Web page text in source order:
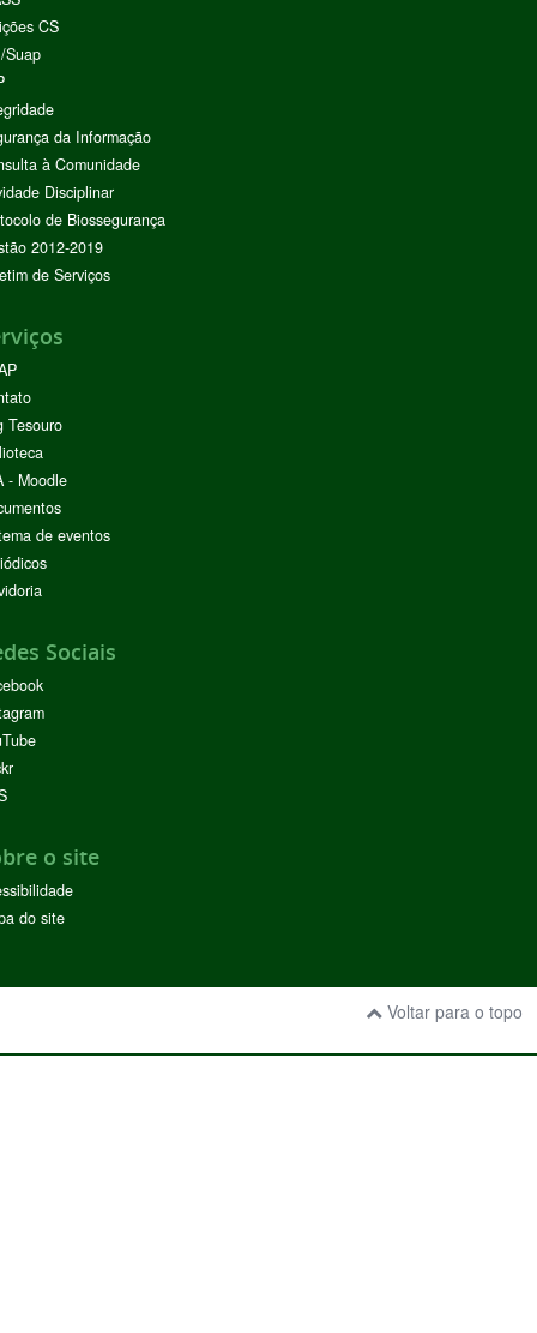
CS
Suap
da Informação
à Comunidade
Disciplinar
de Biossegurança
2012-2019
de Serviços
Tesouro
- Moodle
de eventos
Sociais
o site
do site
Voltar para o topo